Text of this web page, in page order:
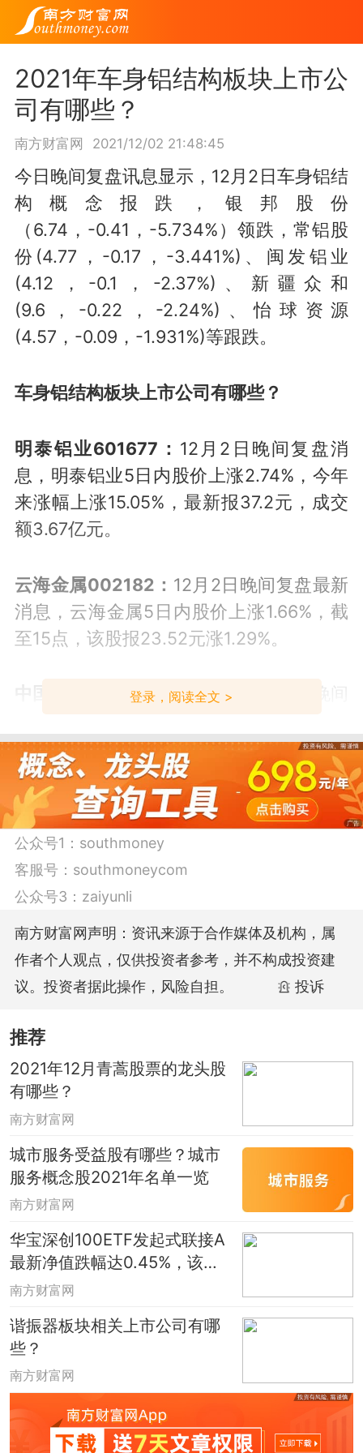
2021年车身铝结构板块上市公
司有哪些？
南方财富网 2021/12/02 21:48:45
今日晚间复盘讯息显示，12月2日车身铝结
构概念报跌，银邦股份
（6.74，-0.41，-5.734%）领跌，常铝股
份(4.77，-0.17，-3.441%)、闽发铝业
(4.12，-0.1，-2.37%)、新疆众和
(9.6，-0.22，-2.24%)、怡球资源
(4.57，-0.09，-1.931%)等跟跌。
车身铝结构板块上市公司有哪些？
明泰铝业601677： 12月2日晚间复盘消
息，明泰铝业5日内股价上涨2.74%，今年
来涨幅上涨15.05%，最新报37.2元，成交
额3.67亿元。
云海金属002182： 12月2日晚间复盘最新
消息，云海金属5日内股价上涨1.66%，截
至15点，该股报23.52元涨1.29%。
中国铝业601600：12月2日中国铝业晚间
涨幅下跌-34.03%，最新报5.29元，涨
0.19%，市值为900.5亿元。
特别是在量大面广的交通运输、建筑工程
等传统领域上下功夫，利用铝耐用及金属
稳定性的特点，推广“以铝代钢”，大力发展
汽车、高铁、飞机和桥梁等主体架构产
品；利用铝可循环回收再利用的特点，推
广“以铝节木”的铝制家具等创新技术；利用
铝的导电性能及经济价值等特点，推广“以
泛认同，取得了实质性成效，促进了铝消
费的平稳快速增长；另一方面，积极拓展
铝在新兴领域的应用，大力开发个性化需
求产品，航空用中厚板、铝车身板等快速
发展，铝空电池、纳米陶瓷铝等开始从研
发走向产业化，并将逐渐成为新的利润增
长点。
南山铝业600219：
12月2日晚间复盘最新
消息，南山铝业昨收4.36元，截至下午三
点收盘，该股跌0.46%报4.34元。
宁波富邦600768：
邦今年来涨幅上涨8.14%，最新报9.34元，
跌1.06%，成交额1064.96万元。
登录，阅读全文 >
公众号1： southmoney
客服号： southmoneycom
公众号3： zaiyunli
南方财富网声明：资讯来源于合作媒体及机构，属
作者个人观点，仅供投资者参考，并不构成投资建
议。投资者据此操作，风险自担。
投诉
推荐
2021年12月青蒿股票的龙头股
有哪些？
南方财富网
城市服务受益股有哪些？城市
服务概念股2021年名单一览
南方财富网
华宝深创100ETF发起式联接A
最新净值跌幅达0.45%，该基
金现任经理是谁？
南方财富网
谐振器板块相关上市公司有哪
些？
南方财富网